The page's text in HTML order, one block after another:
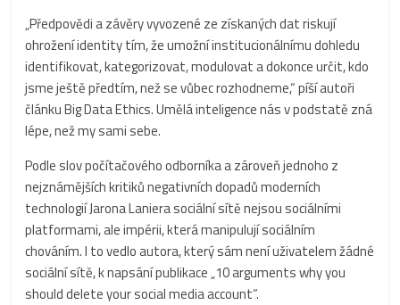
„Předpovědi a závěry vyvozené ze získaných dat riskují
ohrožení identity tím, že umožní institucionálnímu dohledu
identifikovat, kategorizovat, modulovat a dokonce určit, kdo
jsme ještě předtím, než se vůbec rozhodneme,“ píší autoři
článku Big Data Ethics. Umělá inteligence nás v podstatě zná
lépe, než my sami sebe.
Podle slov počítačového odborníka a zároveň jednoho z
nejznámějších kritiků negativních dopadů moderních
technologií Jarona Laniera sociální sítě nejsou sociálními
platformami, ale impérii, která manipulují sociálním
chováním. I to vedlo autora, který sám není uživatelem žádné
sociální sítě, k napsání publikace „10 arguments why you
should delete your social media account“.